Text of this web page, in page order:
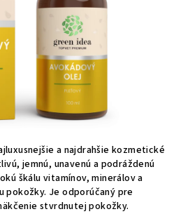
a najdrahšie kozmetické
jemnú, unavenú a podráždenú
škálu vitamínov, minerálov a
pokožky. Je odporúčaný pre
stvrdnutej pokožky.